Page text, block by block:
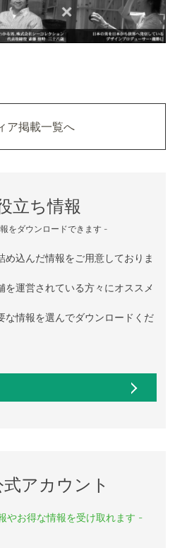
ア掲載一覧へ
立ち情報
をダウンロードできます -
め込んだ情報をご用意しておりま
を運営されている方々にオススメ
な情報を選んでダウンロードくだ
式アカウント
やお得な情報を受け取れます -